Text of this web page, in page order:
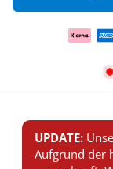
UPDATE:
Aufgrund der